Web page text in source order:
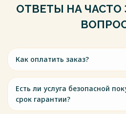
ОТВЕТЫ НА
Как оплатить заказ?
Есть ли услуга безопасной
срок гарантии?